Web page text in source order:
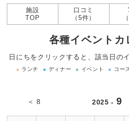
施設
TOP
口コミ
（5件）
各種イベントカ
日にちをクリックすると、該当日の
● ランチ ● ディナー ● イベント ● コー
＜ 8 2025 - 9